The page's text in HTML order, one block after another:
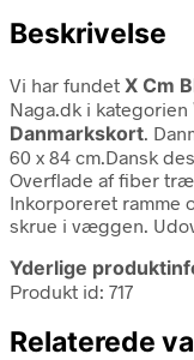
Beskrivelse
Vi har fundet X Cm
Naga.dk i kategorien
Danmarkskort.
60 x 84 cm.Dansk
Overflade af fiber
Inkorporeret ramme
skrue i væggen.
Yderlige
Produkt id: 717
Relaterede